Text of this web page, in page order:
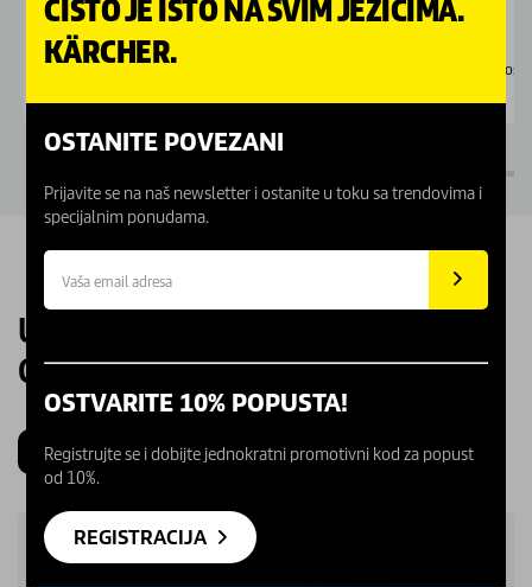
UPOZNAJTE NAŠE KARCHER
CENTRE
Beograd Novi Sad Kragujevac Niš
ČISTO JE ISTO NA SVIM JEZICIMA.
KÄRCHER.
OSTANITE POVEZANI
Prijavite se na naš newsletter i ostanite u toku sa trendovima i
specijalnim ponudama.
OSTVARITE 10% POPUSTA!
Registrujte se i dobijte jednokratni promotivni kod za popust
od 10%.
REGISTRACIJA